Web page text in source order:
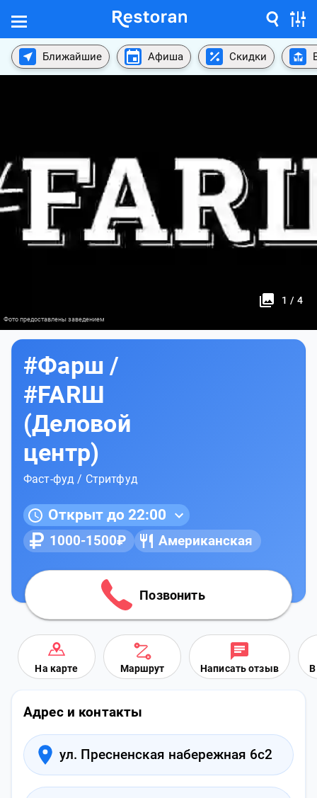
Ближайшие Афиша Скидки
1 / 4
Фото предоставлены заведением
#Фарш /
#FARШ
(Деловой
центр)
Фаст-фуд / Стритфуд
Открыт до 22:00
1000-1500₽ Американская
Позвонить
На карте Маршрут Написать отзыв В
Адрес и контакты
ул. Пресненская набережная 6с2